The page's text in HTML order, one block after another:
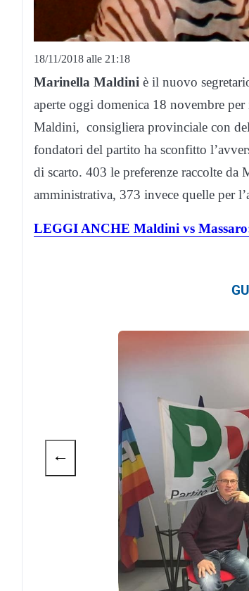
18/11/2018 alle 21:18
Marinella Maldini è il nuovo
aperte oggi domenica 18 novembre
Maldini, consigliera provinciale con
fondatori del partito ha sconfitto
di scarto. 403 le preferenze raccolte
amministrativa, 373 invece quelle per
LEGGI ANCHE Maldini vs
←